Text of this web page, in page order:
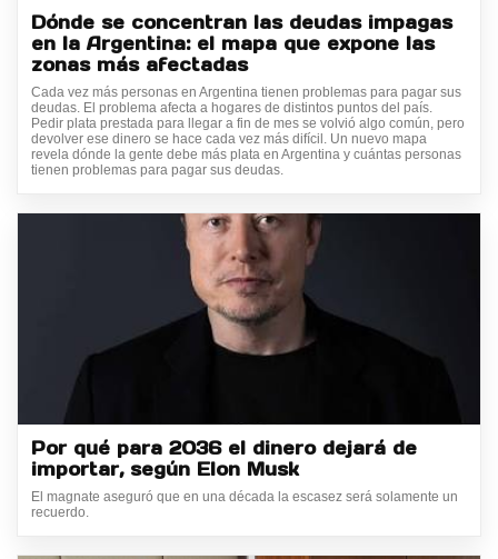
Dónde se concentran las deudas impagas
en la Argentina: el mapa que expone las
zonas más afectadas
Cada vez más personas en Argentina tienen problemas para pagar sus
deudas. El problema afecta a hogares de distintos puntos del país.
Pedir plata prestada para llegar a fin de mes se volvió algo común, pero
devolver ese dinero se hace cada vez más difícil. Un nuevo mapa
revela dónde la gente debe más plata en Argentina y cuántas personas
tienen problemas para pagar sus deudas.
Por qué para 2036 el dinero dejará de
importar, según Elon Musk
El magnate aseguró que en una década la escasez será solamente un
recuerdo.